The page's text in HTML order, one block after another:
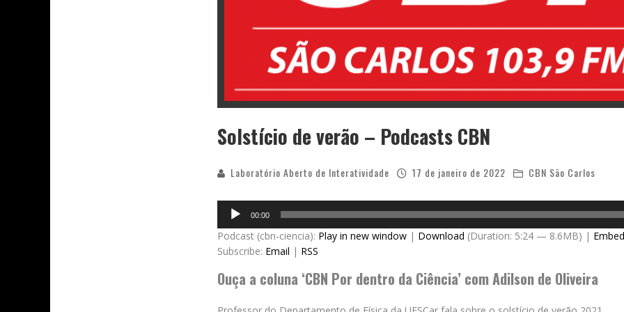
Solstício de verão – Podcasts CBN
Laboratório Aberto de Interatividade 17 de janeiro de 2022 CBN São Carlos
Audio
Player
00:00
Podcast (cbn-ciencia): Play in new window | Download (Duration: 5:24 — 8.6MB) | Embed
Subscribe: Email | RSS
Ouça a coluna ‘CBN Por dentro da Ciência’ com Adilson de Oliveira